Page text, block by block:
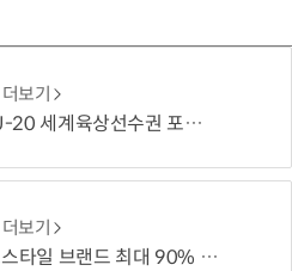
보기
육상선수권 포환던지기 은메달
보기
드 최대 90% 할인 '이구홈위크' 실시